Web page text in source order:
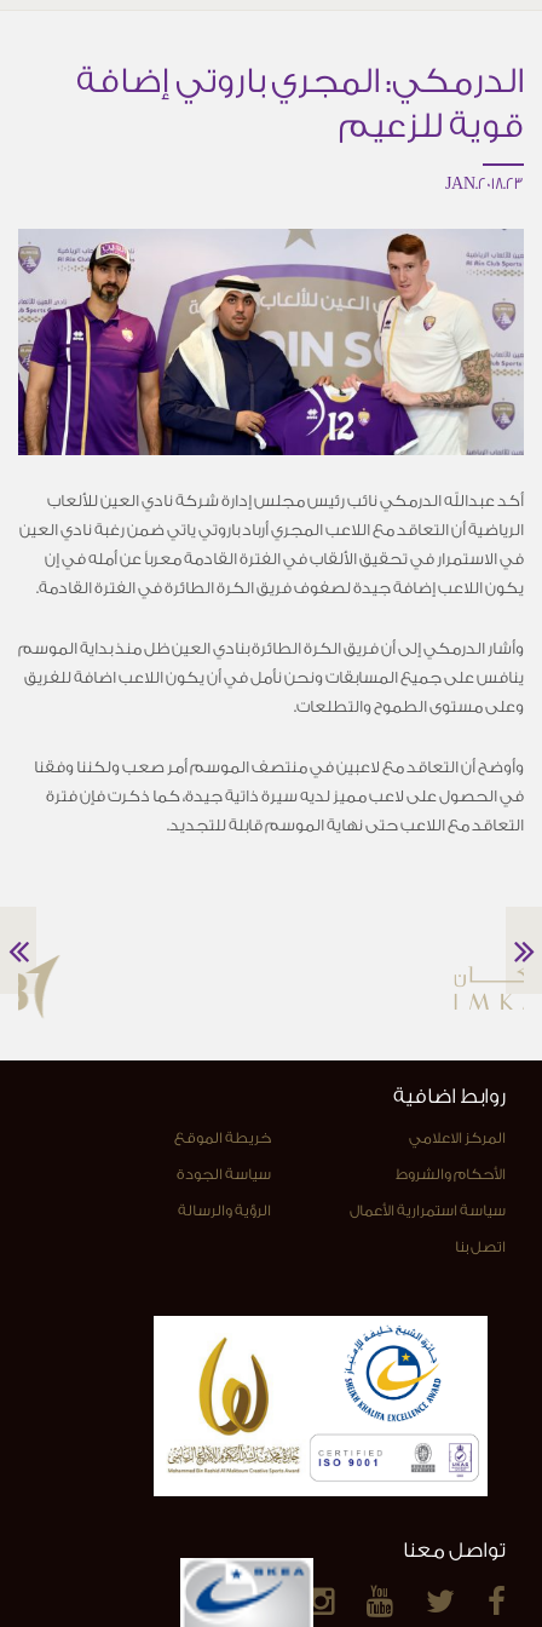
الدرمكي: المجري باروتي إضافة
قوية للزعيم
23.JAN.2018
أكد عبدالله الدرمكي نائب رئيس مجلس إدارة شركة نادي العين للألعاب
الرياضية أن التعاقد مع اللاعب المجري أرباد باروتي ياتي ضمن رغبة نادي العين
في الاستمرار في تحقيق الألقاب في الفترة القادمة معرباً عن أمله في إن
يكون اللاعب إضافة جيدة لصفوف فريق الكرة الطائرة في الفترة القادمة.
وأشار الدرمكي إلى أن فريق الكرة الطائرة بنادي العين ظل منذ بداية الموسم
ينافس على جميع المسابقات ونحن نأمل في أن يكون اللاعب اضافة للفريق
وعلى مستوى الطموح والتطلعات.
وأوضح أن التعاقد مع لاعبين في منتصف الموسم أمر صعب ولكننا وفقنا
في الحصول على لاعب مميز لديه سيرة ذاتية جيدة، كما ذكرت فإن فترة
التعاقد مع اللاعب حتى نهاية الموسم قابلة للتجديد.
روابط اضافية
المركز الاعلامي خريطة الموقع
الأحكام والشروط سياسة الجودة
سياسة استمرارية الأعمال الرؤية والرسالة
اتصل بنا
تواصل معنا